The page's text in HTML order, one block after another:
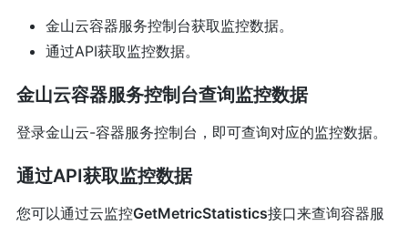
金山云容器服务控制台获取监控数据。
通过API获取监控数据。
金山云容器服务控制台查询监控数据
登录金山云-容器服务控制台，即可查询对应的监控数据。
通过API获取监控数据
您可以通过云监控GetMetricStatistics接口来查询容器服